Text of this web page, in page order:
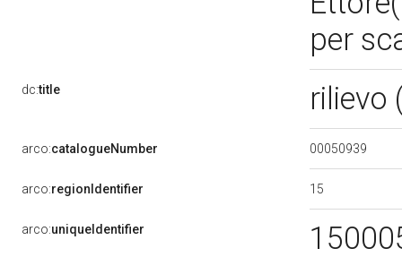
per
dc:title rilievo
arco:catalogueNumber 00050939
arco:regionIdentifier 15
arco:uniqueIdentifier